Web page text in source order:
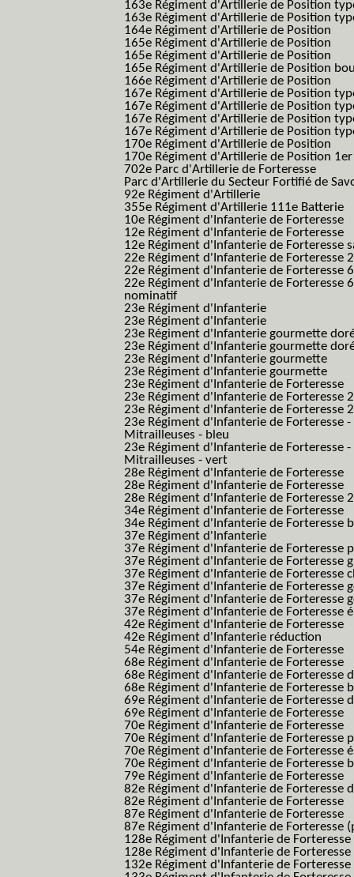
163e Régiment d'Artillerie de Position
163e Régiment d'Artillerie de Position
164e Régiment d'Artillerie de Position
165e Régiment d'Artillerie de Position
165e Régiment d'Artillerie de Position
165e Régiment d'Artillerie de Position
166e Régiment d'Artillerie de Position
167e Régiment d'Artillerie de Position
167e Régiment d'Artillerie de Position
167e Régiment d'Artillerie de Position
167e Régiment d'Artillerie de Position
170e Régiment d'Artillerie de Position
170e Régiment d'Artillerie de Position
702e Parc d'Artillerie de Forteresse
Parc d'Artillerie du Secteur Fortifié de
92e Régiment d'Artillerie
355e Régiment d'Artillerie 111e Batterie
10e Régiment d'Infanterie de Forteresse
12e Régiment d'Infanterie de Forteresse
12e Régiment d'Infanterie de Forteresse
22e Régiment d'Infanterie de Forteresse
22e Régiment d'Infanterie de Forteresse
22e Régiment d'Infanterie de Forteresse
nominatif
23e Régiment d'Infanterie
23e Régiment d'Infanterie
23e Régiment d'Infanterie gourmette
23e Régiment d'Infanterie gourmette
23e Régiment d'Infanterie gourmette
23e Régiment d'Infanterie gourmette
23e Régiment d'Infanterie de Forteresse
23e Régiment d'Infanterie de Forteresse
23e Régiment d'Infanterie de Forteresse
23e Régiment d'Infanterie de Forteresse
Mitrailleuses - bleu
23e Régiment d'Infanterie de Forteresse
Mitrailleuses - vert
28e Régiment d'Infanterie de Forteresse
28e Régiment d'Infanterie de Forteresse
28e Régiment d'Infanterie de Forteresse
34e Régiment d'Infanterie de Forteresse
34e Régiment d'Infanterie de Forteresse
37e Régiment d'Infanterie
37e Régiment d'Infanterie de Forteresse
37e Régiment d'Infanterie de Forteresse
37e Régiment d'Infanterie de Forteresse
37e Régiment d'Infanterie de Forteresse
37e Régiment d'Infanterie de Forteresse
37e Régiment d'Infanterie de Forteresse
42e Régiment d'Infanterie de Forteresse
42e Régiment d'Infanterie réduction
54e Régiment d'Infanterie de Forteresse
68e Régiment d'Infanterie de Forteresse
68e Régiment d'Infanterie de Forteresse
68e Régiment d'Infanterie de Forteresse
69e Régiment d'Infanterie de Forteresse
69e Régiment d'Infanterie de Forteresse
70e Régiment d'Infanterie de Forteresse
70e Régiment d'Infanterie de Forteresse
70e Régiment d'Infanterie de Forteresse
70e Régiment d'Infanterie de Forteresse
79e Régiment d'Infanterie de Forteresse
82e Régiment d'Infanterie de Forteresse
82e Régiment d'Infanterie de Forteresse
87e Régiment d'Infanterie de Forteresse
87e Régiment d'Infanterie de Forteresse
128e Régiment d'Infanterie de Forteresse
128e Régiment d'Infanterie de
132e Régiment d'Infanterie de Forteresse